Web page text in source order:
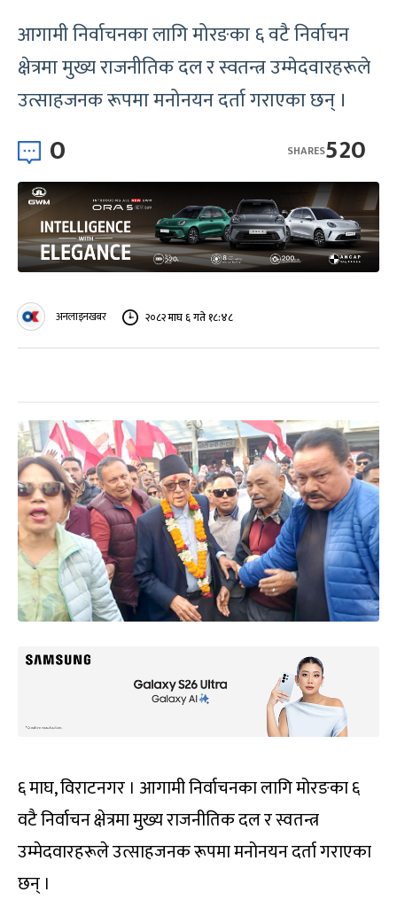
आगामी निर्वाचनका लागि मोरङका ६ वटै निर्वाचन
क्षेत्रमा मुख्य राजनीतिक दल र स्वतन्त्र उम्मेदवारहरूले
उत्साहजनक रूपमा मनोनयन दर्ता गराएका छन् ।
0 520
SHARES
अनलाइनखबर २०८२ माघ ६ गते १८:४८
६ माघ, विराटनगर । आगामी निर्वाचनका लागि मोरङका ६
वटै निर्वाचन क्षेत्रमा मुख्य राजनीतिक दल र स्वतन्त्र
उम्मेदवारहरूले उत्साहजनक रूपमा मनोनयन दर्ता गराएका
छन् ।